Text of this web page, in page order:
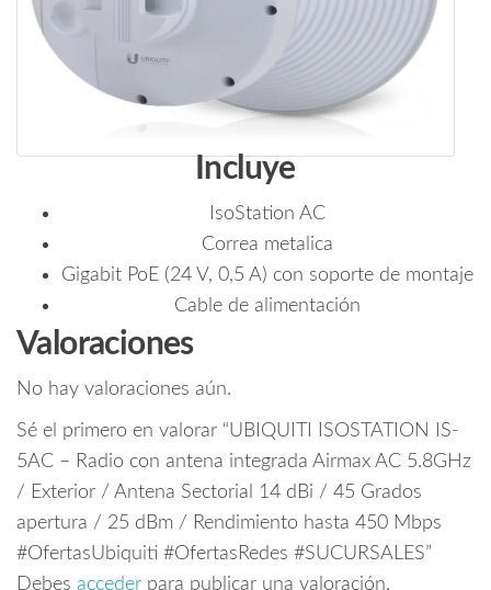
Incluye
IsoStation AC
Correa metalica
Gigabit PoE (24 V, 0,5 A) con soporte de montaje
Cable de alimentación
Valoraciones
No hay valoraciones aún.
Sé el primero en valorar “UBIQUITI ISOSTATION IS-
5AC – Radio con antena integrada Airmax AC 5.8GHz
/ Exterior / Antena Sectorial 14 dBi / 45 Grados
apertura / 25 dBm / Rendimiento hasta 450 Mbps
#OfertasUbiquiti #OfertasRedes #SUCURSALES”
Debes acceder para publicar una valoración.